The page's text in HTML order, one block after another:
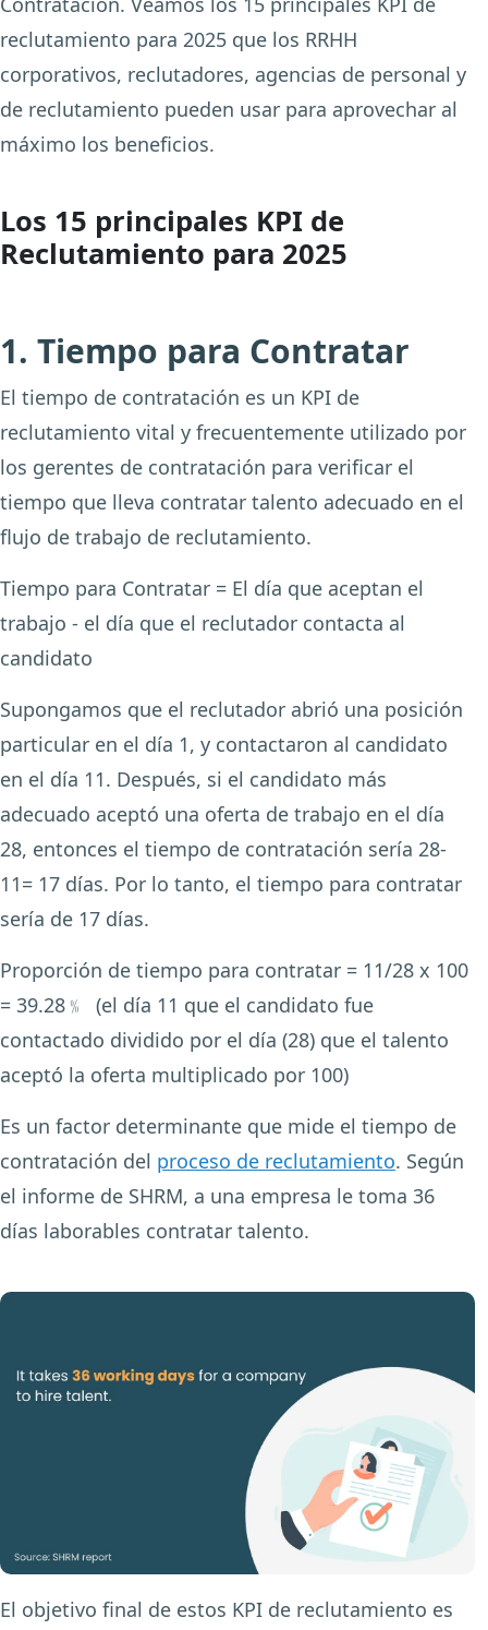
reclutamiento para 2025 que los RRHH
corporativos, reclutadores, agencias de personal y
de reclutamiento pueden usar para aprovechar al
máximo los beneficios.
Los 15 principales KPI de
Reclutamiento para 2025
1. Tiempo para Contratar
El tiempo de contratación es un KPI de
reclutamiento vital y frecuentemente utilizado por
los gerentes de contratación para verificar el
tiempo que lleva contratar talento adecuado en el
flujo de trabajo de reclutamiento.
Tiempo para Contratar = El día que aceptan el
trabajo - el día que el reclutador contacta al
candidato
Supongamos que el reclutador abrió una posición
particular en el día 1, y contactaron al candidato
en el día 11. Después, si el candidato más
adecuado aceptó una oferta de trabajo en el día
28, entonces el tiempo de contratación sería 28-
11= 17 días. Por lo tanto, el tiempo para contratar
sería de 17 días.
Proporción de tiempo para contratar = 11/28 x 100
= 39.28﹪ (el día 11 que el candidato fue
contactado dividido por el día (28) que el talento
aceptó la oferta multiplicado por 100)
Es un factor determinante que mide el tiempo de
contratación del proceso de reclutamiento. Según
el informe de SHRM, a una empresa le toma 36
días laborables contratar talento.
El objetivo final de estos KPI de reclutamiento es